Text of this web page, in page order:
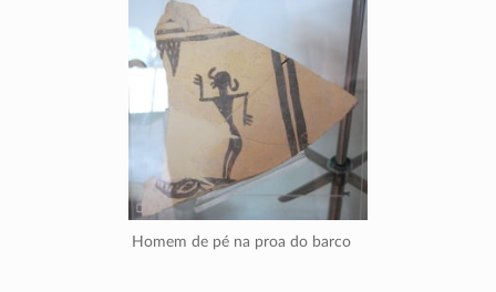
Homem de pé na proa do barco